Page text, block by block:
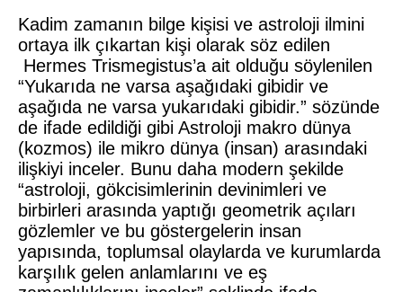
Kadim zamanın bilge kişisi ve astroloji ilmini
ortaya ilk çıkartan kişi olarak söz edilen
Hermes Trismegistus’a ait olduğu söylenilen
“Yukarıda ne varsa aşağıdaki gibidir ve
aşağıda ne varsa yukarıdaki gibidir.” sözünde
de ifade edildiği gibi Astroloji makro dünya
(kozmos) ile mikro dünya (insan) arasındaki
ilişkiyi inceler. Bunu daha modern şekilde
“astroloji, gökcisimlerinin devinimleri ve
birbirleri arasında yaptığı geometrik açıları
gözlemler ve bu göstergelerin insan
yapısında, toplumsal olaylarda ve kurumlarda
karşılık gelen anlamlarını ve eş